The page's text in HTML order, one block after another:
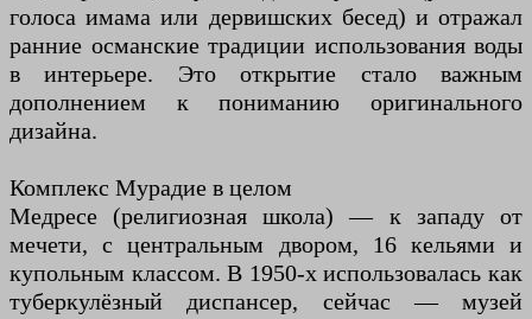
голоса имама или дервишских бесед) и отражал
ранние османские традиции использования воды
в интерьере. Это открытие стало важным
дополнением к пониманию оригинального
дизайна.
Комплекс Мурадие в целом
Медресе (религиозная школа) — к западу от
мечети, с центральным двором, 16 кельями и
купольным классом. В 1950-х использовалась как
туберкулёзный диспансер, сейчас — музей